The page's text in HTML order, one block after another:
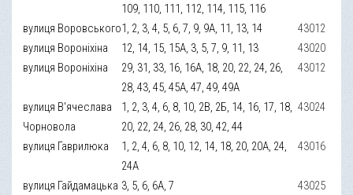
109, 110, 111, 112, 114, 115, 116
вулиця Воровського1, 2, 3, 4, 5, 6, 7, 9, 9А, 11, 13, 14
43012
вулиця Вороніхіна
12, 14, 15, 15А, 3, 5, 7, 9, 11, 13
43020
вулиця Вороніхіна
29, 31, 33, 16, 16А, 18, 20, 22, 24, 26,
28, 43, 45, 45А, 47, 49, 49А
43012
вулиця В'ячеслава
Чорновола
1, 2, 3, 4, 6, 8, 10, 2В, 2Б, 14, 16, 17, 18,
20, 22, 24, 26, 28, 30, 42, 44
43024
вулиця Гаврилюка
1, 2, 4, 6, 8, 10, 12, 14, 18, 20, 20А, 24,
24А
43016
вулиця Гайдамацька 3, 5, 6, 6А, 7
43025